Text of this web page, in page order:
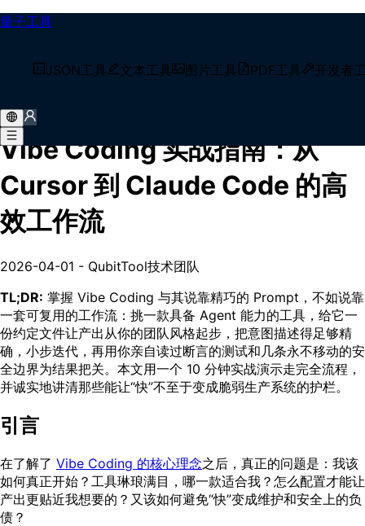
量子工具
JSON工具 文本工具 图片工具 PDF工具 开发者
/
高效工作流
Vibe Coding 实战指南：从
Cursor 到 Claude Code 的高
效工作流
2026-04-01 - QubitTool技术团队
TL;DR: 掌握 Vibe Coding 与其说靠精巧的 Prompt，不如说靠
一套可复用的工作流：挑一款具备 Agent 能力的工具，给它一
份约定文件让产出从你的团队风格起步，把意图描述得足够精
确，小步迭代，再用你亲自读过断言的测试和几条永不移动的安
全边界为结果把关。本文用一个 10 分钟实战演示走完全流程，
并诚实地讲清那些能让“快”不至于变成脆弱生产系统的护栏。
引言
在了解了 Vibe Coding 的核心理念之后，真正的问题是：我该
如何真正开始？工具琳琅满目，哪一款适合我？怎么配置才能让
产出更贴近我想要的？又该如何避免“快”变成维护和安全上的负
债？